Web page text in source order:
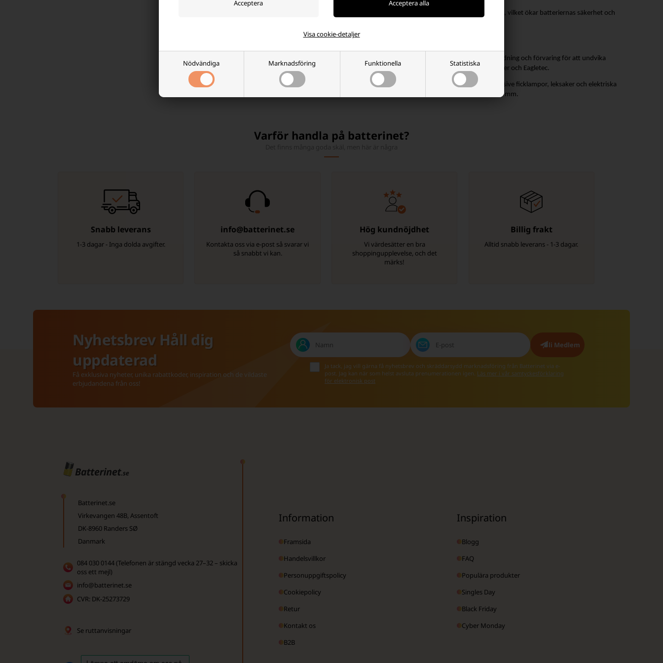
Nödvändiga Marknadsföring Funktionella Statistiska
Visa cookie-detaljer
typer av batterier.
De flesta 14500-batterier har en skyddskrets som förhindrar överladdning, överurladdning och kortslutning, vilket ökar batteriernas säkerhet och
Nitecore , Keeppower och Eagletec
Som med alla batterier är det viktigt att använda dem på rätt sätt och följa tillverkarens instruktioner för laddning och förvaring för att undvika
potentiella faror och förlänga batteriets livslängd. Vi har ett urval av följande tillverkare; Nitecore , Keeppower och Eagletec.
Är en typ av uppladdningsbart litiumbatteri designat för att driva en mängd olika elektroniska enheter, inklusive ficklampor, leksaker och elektriska
tandborstar. De är vanligtvis cylindriska till formen och har en diameter på ca. 14 mm och en längd på ca. 50 mm.
Varför handla på batterinet?
Snabb leverans
1-3 dagar - Inga dolda avgifter.
info@batterinet.se
Kontakta oss via e-post så svarar vi
så snabbt vi kan.
Hög kundnöjdhet
Vi värdesätter en bra
shoppingupplevelse, och det
märks!
Billig frakt
Alltid snabb leverans - 1-3 dagar.
Nyhetsbrev Håll dig
uppdaterad
Få exklusiva nyheter, unika rabattkoder, inspiration och de vildaste
erbjudandena från oss!
Ja tack, jag vill gärna få nyhetsbrev och skräddarsydd marknadsföring från Batterinet via e-
post. Jag kan när som helst avsluta prenumerationen igen. Läs mer i vår samtyckesförklaring
för elektronisk post
Batterinet.se
Virkevangen 48B, Assentoft
DK-8960 Randers SØ
Danmark
084 030 0144 (Telefonen är stängd vecka 27–32 – skicka
oss ett mejl)
info@batterinet.se
CVR: DK-25273729
Se ruttanvisningar
Information
Framsida
Handelsvillkor
Personuppgiftspolicy
Cookiepolicy
Retur
Kontakt os
B2B
Inspiration
Blogg
FAQ
Populära produkter
Singles Day
Black Friday
Cyber Monday